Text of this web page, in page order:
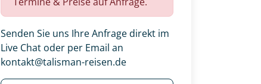
Senden Sie uns Ihre Anfrage direkt im
Live Chat oder per Email an
kontakt@talisman-reisen.de